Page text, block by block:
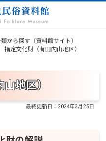
から探す（資料館サイト）
指定文化財（有田内山地区）
地区）
最終更新日：2024年3月25日